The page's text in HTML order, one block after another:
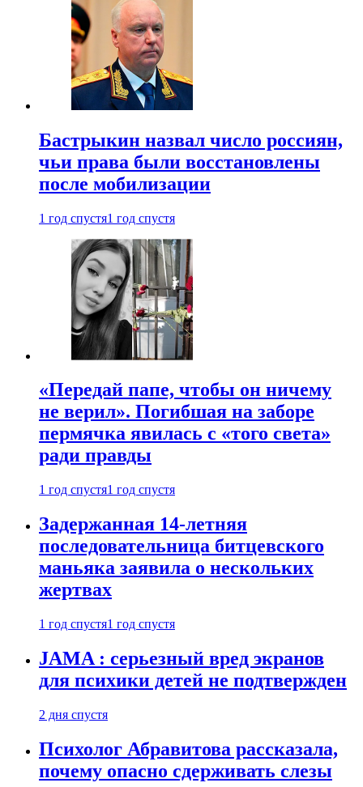
Бастрыкин назвал число россиян,
чьи права были восстановлены
после мобилизации
1 год спустя1 год спустя
«Передай папе, чтобы он ничему
не верил». Погибшая на заборе
пермячка явилась с «того света»
ради правды
1 год спустя1 год спустя
Задержанная 14-летняя
последовательница битцевского
маньяка заявила о нескольких
жертвах
1 год спустя1 год спустя
JAMA : серьезный вред экранов
для психики детей не подтвержден
2 дня спустя
Психолог Абравитова рассказала,
почему опасно сдерживать слезы